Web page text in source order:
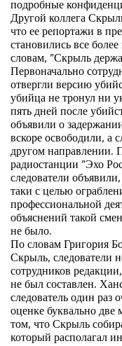
подробные
Другой коллега
что ее репортажи в
становились все
словам, ”Скрыль
Первоначально
отвергли версию
убийца не тронул ни
пять дней после
объявили о
вскоре освободили, а
другом
радиостанции ”Эхо
следователи
таки с целью
профессиональной
объяснений такой
не было.
По словам Григория
Скрыль, следователи
сотрудников
не был составлен.
следователь один раз
оценке буквально
том, что Скрыль
который располагал